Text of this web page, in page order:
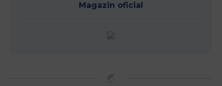
Magazin oficial